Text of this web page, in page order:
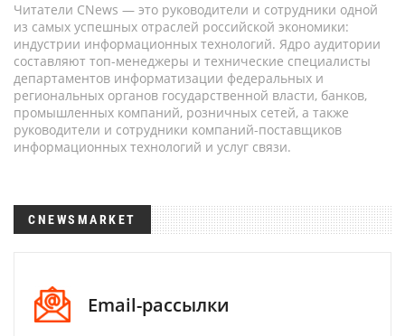
Читатели CNews — это руководители и сотрудники одной
из самых успешных отраслей российской экономики:
индустрии информационных технологий. Ядро аудитории
составляют топ-менеджеры и технические специалисты
департаментов информатизации федеральных и
региональных органов государственной власти, банков,
промышленных компаний, розничных сетей, а также
руководители и сотрудники компаний-поставщиков
информационных технологий и услуг связи.
CNEWSMARKET
Email-рассылки